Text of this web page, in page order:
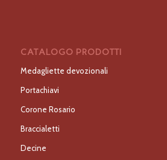
CATALOGO PRODOTTI
Medagliette devozionali
Portachiavi
Corone Rosario
Braccialetti
Decine